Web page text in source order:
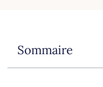
Sommaire